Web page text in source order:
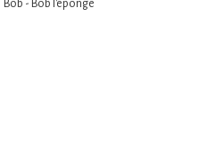
Bob - Bob l'éponge